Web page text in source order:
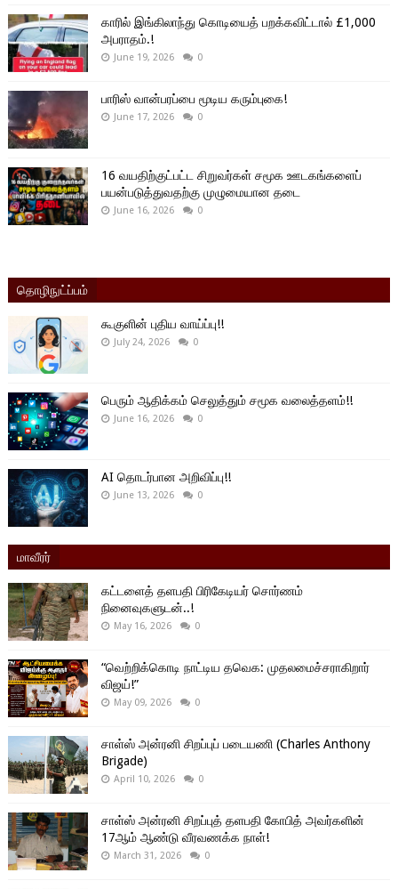
காரில் இங்கிலாந்து கொடியைத் பறக்கவிட்டால் £1,000
அபராதம்.!
June 19, 2026 0
பாரிஸ் வான்பரப்பை மூடிய கரும்புகை!
June 17, 2026 0
16 வயதிற்குட்பட்ட சிறுவர்கள் சமூக ஊடகங்களைப்
பயன்படுத்துவதற்கு முழுமையான தடை
June 16, 2026 0
தொழிநுட்ப்பம்
கூகுளின் புதிய வாய்ப்பு!!
July 24, 2026 0
பெரும் ஆதிக்கம் செலுத்தும் சமூக வலைத்தளம்!!
June 16, 2026 0
AI தொடர்பான அறிவிப்பு!!
June 13, 2026 0
மாவீரர்
கட்டளைத் தளபதி பிரிகேடியர் சொர்ணம்
நினைவுகளுடன்..!
May 16, 2026 0
“வெற்றிக்கொடி நாட்டிய தவெக: முதலமைச்சராகிறார்
விஜய்!”
May 09, 2026 0
சாள்ஸ் அன்ரனி சிறப்புப் படையணி (Charles Anthony
Brigade)
April 10, 2026 0
சாள்ஸ் அன்ரனி சிறப்புத் தளபதி கோபித் அவர்களின்
17ஆம் ஆண்டு வீரவணக்க நாள்!
March 31, 2026 0